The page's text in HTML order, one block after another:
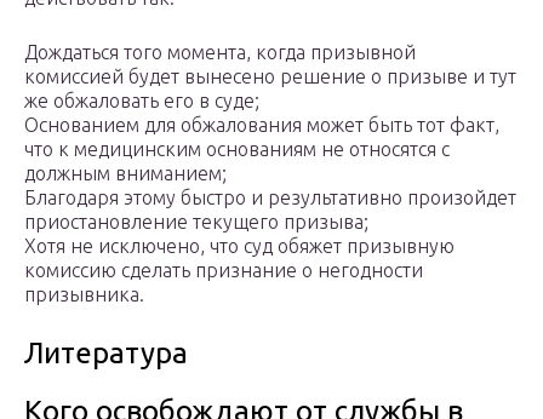
Дождаться того момента, когда призывной
комиссией будет вынесено решение о призыве и тут
же обжаловать его в суде;
Основанием для обжалования может быть тот факт,
что к медицинским основаниям не относятся с
должным вниманием;
Благодаря этому быстро и результативно произойдет
приостановление текущего призыва;
Хотя не исключено, что суд обяжет призывную
комиссию сделать признание о негодности
призывника.
Литература
Кого освобождают от службы в